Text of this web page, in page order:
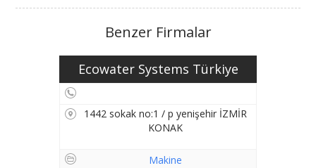
Benzer Firmalar
Ecowater Systems Türkiye
1442 sokak no:1 / p yenişehir İZMİR
KONAK
Makine